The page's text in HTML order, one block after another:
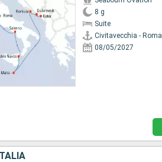
8 g
Suite
Civitavecchia - Roma
08/05/2027